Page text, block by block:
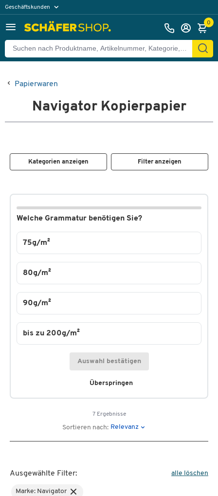
Geschäftskunden
0
Papierwaren
Navigator Kopierpapier
Kategorien anzeigen Filter anzeigen
Welche Grammatur benötigen Sie?
Überspringen
75g/m²
80g/m²
90g/m²
bis zu 200g/m²
Auswahl bestätigen
7 Ergebnisse
Sortieren nach: Relevanz
Ausgewählte Filter: alle löschen
Marke: Navigator